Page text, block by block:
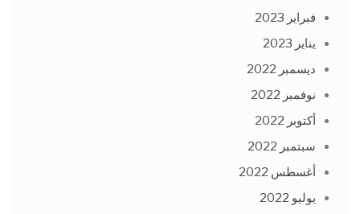
فبراير 2023
يناير 2023
ديسمبر 2022
نوفمبر 2022
أكتوبر 2022
سبتمبر 2022
أغسطس 2022
يوليو 2022